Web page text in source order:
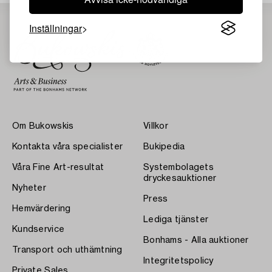
Inställningar
Om Bukowskis
Kontakta våra specialister
Våra Fine Art-resultat
Nyheter
Hemvärdering
Kundservice
Transport och uthämtning
Villkor
Bukipedia
Systembolagets
dryckesauktioner
Press
Lediga tjänster
Bonhams - Alla auktioner
Integritetspolicy